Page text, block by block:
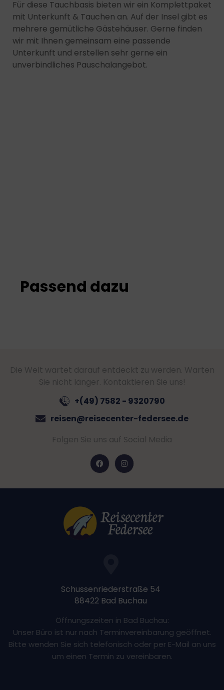
Für diese Tauchbasis bieten wir ein Komplettpaket
mit Unterkunft & Tauchen an. Auf der Insel gibt es
mehrere gemütliche Gästehäuser. Gerne finden
wir mit Ihnen gemeinsam eine passende
Unterkunft und erstellen sehr gerne ein
unverbindliches Pauschalangebot.
Passend dazu
Die Welt wartet darauf entdeckt zu werden. Warten
Sie nicht länger. Kontaktieren Sie uns!
+(49) 7582 - 9320790
reisen@reisecenter-federsee.de
Folgen Sie uns auf Social Media
Schussenriederstraße 54
88422 Bad Buchau
Öffnungszeiten in Bad Buchau:
Unser Büro ist nur nach Terminvereinbarung geöffnet.
Bitte wenden Sie sich telefonisch oder per E-Mail an uns
um einen Termin zu vereinbaren.
Endgeräteeigenschaften zur Identifikation aktiv
abfragen